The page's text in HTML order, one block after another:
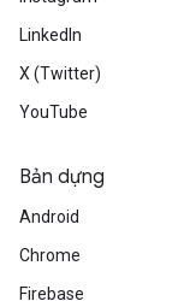
LinkedIn
X (Twitter)
YouTube
Bản dựng
Android
Chrome
Firebase